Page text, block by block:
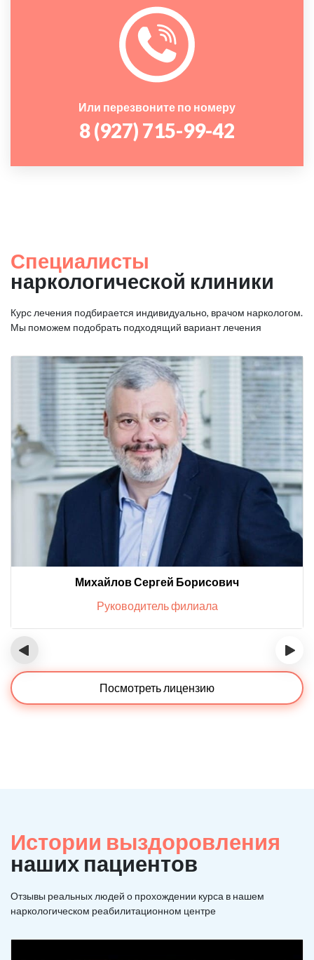
Или перезвоните по номеру
8 (927) 715-99-42
Специалисты
наркологической клиники
Курс лечения подбирается индивидуально, врачом наркологом.
Мы поможем подобрать подходящий вариант лечения
Михайлов Сергей Борисович
Руководитель филиала
‹ ›
Посмотреть лицензию
Истории выздоровления
наших пациентов
Отзывы реальных людей о прохождении курса в нашем
наркологическом реабилитационном центре